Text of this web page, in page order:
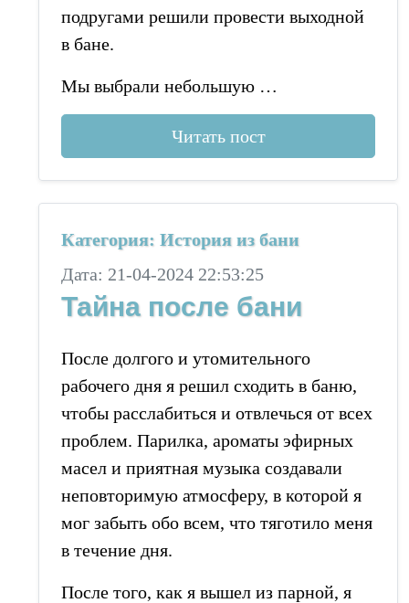
подругами решили провести выходной
в бане.
Мы выбрали небольшую …
Читать пост
Категория: История из бани
Дата: 21-04-2024 22:53:25
Тайна после бани
После долгого и утомительного
рабочего дня я решил сходить в баню,
чтобы расслабиться и отвлечься от всех
проблем. Парилка, ароматы эфирных
масел и приятная музыка создавали
неповторимую атмосферу, в которой я
мог забыть обо всем, что тяготило меня
в течение дня.
После того, как я вышел из парной, я